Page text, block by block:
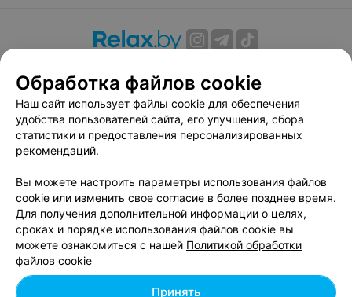
Вакансии
Публичный договор
Способы оплаты
Публичный договор по использованию сервиса
«Афиша»
Пользовательское соглашение
Связаться по вопросам сотрудничества
Написать руководителю relax.by
Персональные настройки cookie
Обработка персональных данных
Обработка файлов cookie
Наш сайт использует файлы cookie для обеспечения
удобства пользователей сайта, его улучшения, сбора
статистики и предоставления персонализированных
рекомендаций.
Вы можете настроить параметры использования файлов
cookie или изменить свое согласие в более позднее время.
Для получения дополнительной информации о целях,
сроках и порядке использования файлов cookie вы
можете ознакомиться с нашей Политикой обработки
файлов cookie
Принять